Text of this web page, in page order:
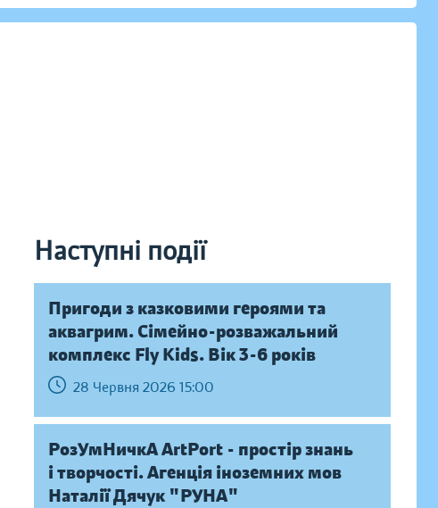
Наступні події
Пригоди з казковими героями та
аквагрим. Сімейно-розважальний
комплекс Fly Kids. Вік 3-6 років
28 Червня 2026 15:00
РозУмНичкА ArtPort - простір знань
і творчості. Агенція іноземних мов
Наталії Дячук "РУНА"